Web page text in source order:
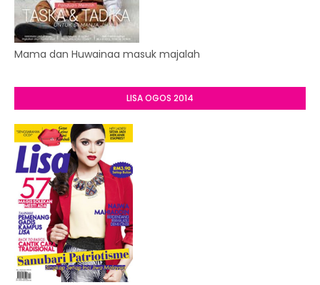
Mama dan Huwainaa masuk majalah
LISA OGOS 2014